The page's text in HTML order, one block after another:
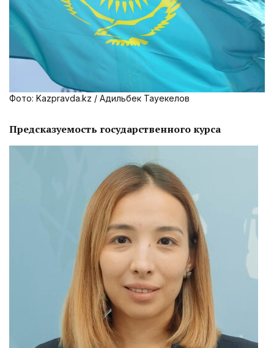
Фото: Kazpravda.kz / Адильбек Тауекелов
Предсказуемость государственного курса